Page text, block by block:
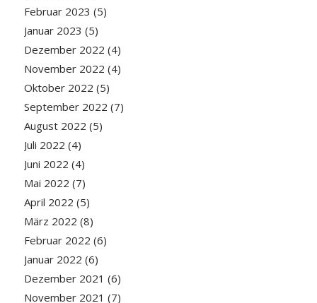
Februar 2023 (5)
Januar 2023 (5)
Dezember 2022 (4)
November 2022 (4)
Oktober 2022 (5)
September 2022 (7)
August 2022 (5)
Juli 2022 (4)
Juni 2022 (4)
Mai 2022 (7)
April 2022 (5)
März 2022 (8)
Februar 2022 (6)
Januar 2022 (6)
Dezember 2021 (6)
November 2021 (7)